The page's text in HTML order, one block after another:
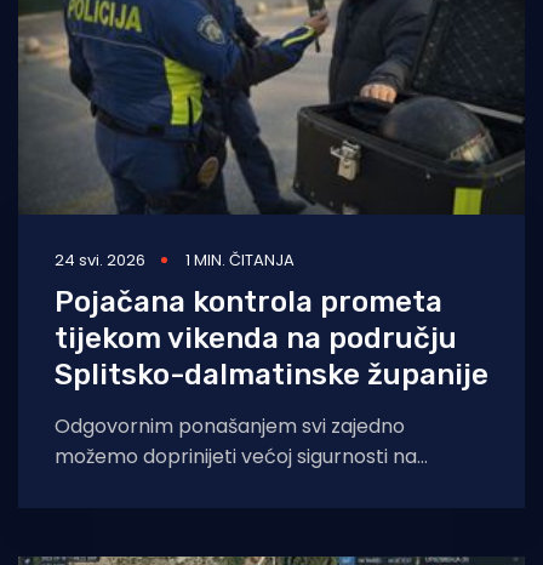
24 svi. 2026 1 MIN. ČITANJA
Pojačana kontrola prometa
tijekom vikenda na području
Splitsko-dalmatinske županije
Odgovornim ponašanjem svi zajedno
možemo doprinijeti većoj sigurnosti na
Tijekom vikenda, 23. i 24. svibnja 2026.